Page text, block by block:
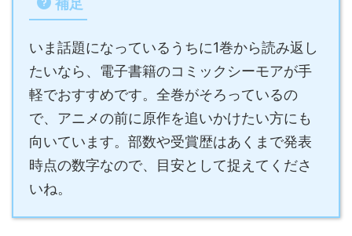
補足
いま話題になっているうちに1巻から読み返し
たいなら、電子書籍のコミックシーモアが手
軽でおすすめです。全巻がそろっているの
で、アニメの前に原作を追いかけたい方にも
向いています。部数や受賞歴はあくまで発表
時点の数字なので、目安として捉えてくださ
いね。